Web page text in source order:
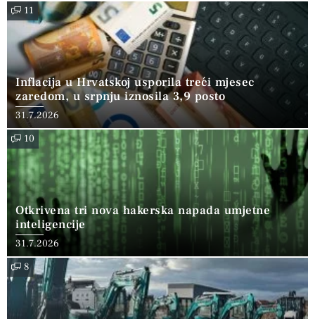
11
Inflacija u Hrvatskoj usporila treći mjesec
zaredom, u srpnju iznosila 3,9 posto
31.7.2026
10
Otkrivena tri nova hakerska napada umjetne
inteligencije
31.7.2026
8